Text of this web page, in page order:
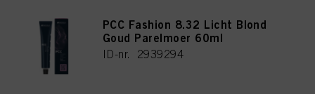
PCC Fashion 8.32 Licht Blond
Goud Parelmoer 60ml
ID-nr. 2939294